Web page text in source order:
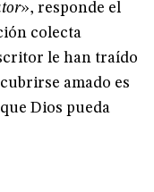
», responde el
colecta
le han traído
amado es
Dios pueda